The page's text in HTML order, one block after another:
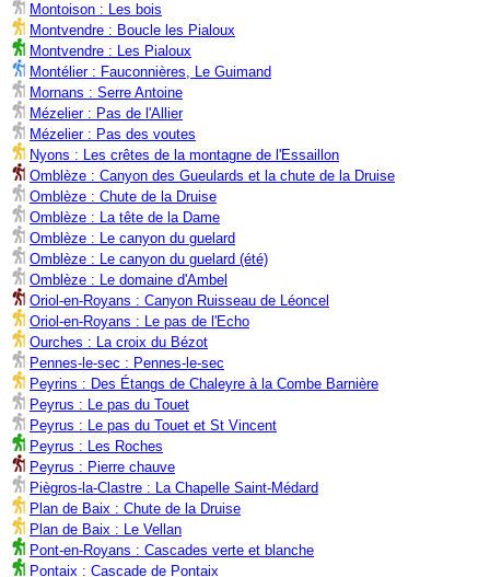
Montoison : Les bois
Montvendre : Boucle les Pialoux
Montvendre : Les Pialoux
Montélier : Fauconnières, Le Guimand
Mornans : Serre Antoine
Mézelier : Pas de l'Allier
Mézelier : Pas des voutes
Nyons : Les crêtes de la montagne de l'Essaillon
Omblèze : Canyon des Gueulards et la chute de la Druise
Omblèze : Chute de la Druise
Omblèze : La tête de la Dame
Omblèze : Le canyon du guelard
Omblèze : Le canyon du guelard (été)
Omblèze : Le domaine d'Ambel
Oriol-en-Royans : Canyon Ruisseau de Léoncel
Oriol-en-Royans : Le pas de l'Echo
Ourches : La croix du Bézot
Pennes-le-sec : Pennes-le-sec
Peyrins : Des Étangs de Chaleyre à la Combe Barnière
Peyrus : Le pas du Touet
Peyrus : Le pas du Touet et St Vincent
Peyrus : Les Roches
Peyrus : Pierre chauve
Piègros-la-Clastre : La Chapelle Saint-Médard
Plan de Baix : Chute de la Druise
Plan de Baix : Le Vellan
Pont-en-Royans : Cascades verte et blanche
Pontaix : Cascade de Pontaix